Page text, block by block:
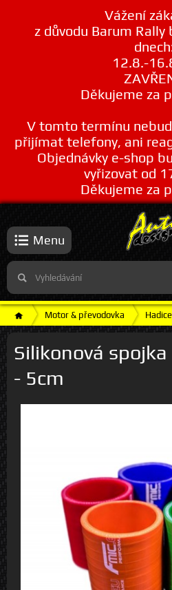
Vážení
z důvodu Barum Rally
12.8.-
Děkujeme za
V tomto termínu
přijímat telefony, ani
Objednávky e-shop
vyřizovat od
Děkujeme za
Menu
Motor & převodovka
Silikonová
- 5cm